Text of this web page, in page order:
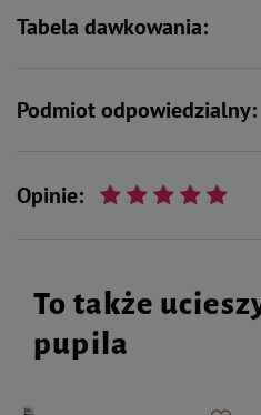
Bez zbóż
Tabela dawkowania:
Podmiot odpowiedzialny:
Opinie:
To także
pupila